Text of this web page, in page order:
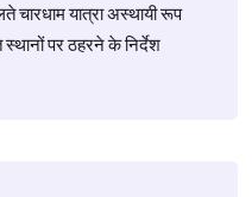
यात्रा अस्थायी रूप
स्थानों पर ठहरने के निर्देश